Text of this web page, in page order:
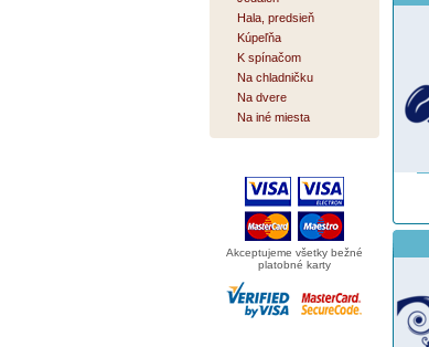
Hala, predsieň
Kúpeľňa
K spínačom
Na chladničku
Na dvere
Na iné miesta
Akceptujeme všetky bežné
platobné karty